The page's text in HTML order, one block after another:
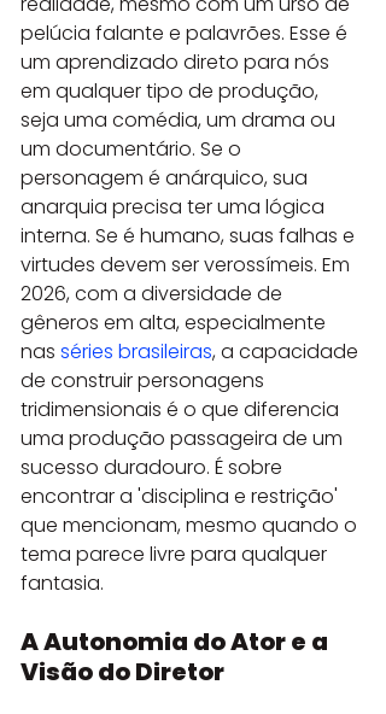
pelúcia falante e palavrões. Esse é
um aprendizado direto para nós
em qualquer tipo de produção,
seja uma comédia, um drama ou
um documentário. Se o
personagem é anárquico, sua
anarquia precisa ter uma lógica
interna. Se é humano, suas falhas e
virtudes devem ser verossímeis. Em
2026, com a diversidade de
gêneros em alta, especialmente
nas séries brasileiras, a capacidade
de construir personagens
tridimensionais é o que diferencia
uma produção passageira de um
sucesso duradouro. É sobre
encontrar a 'disciplina e restrição'
que mencionam, mesmo quando o
tema parece livre para qualquer
fantasia.
A Autonomia do Ator e a
Visão do Diretor